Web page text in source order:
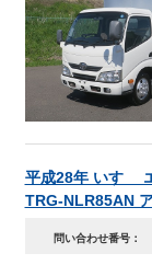
平成28年 いすゞ
TRG-NLR85AN
問い合わせ番号：